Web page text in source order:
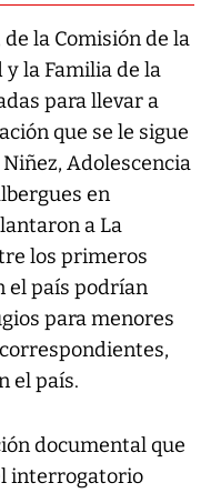
la Comisión de la
y la Familia de la
para llevar a
que se le sigue
Adolescencia
en
a La
los primeros
el país podrían
para menores
el país.
documental que
interrogatorio